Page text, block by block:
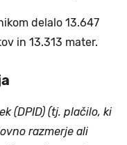
delalo 13.647
in 13.313 mater.
(DPID) (tj. plačilo, ki
razmerje ali